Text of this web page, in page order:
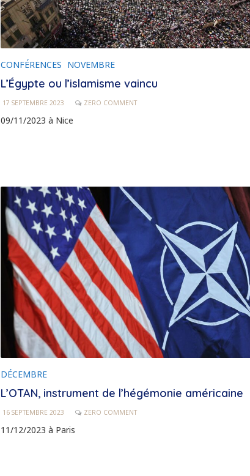
CONFÉRENCES NOVEMBRE
L’Égypte ou l’islamisme vaincu
17 SEPTEMBRE 2023 ZERO COMMENT
09/11/2023 à Nice
DÉCEMBRE
L’OTAN, instrument de l’hégémonie américaine
16 SEPTEMBRE 2023 ZERO COMMENT
11/12/2023 à Paris